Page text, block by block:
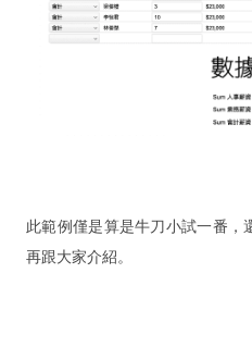
搜尋
此範例僅是算是牛刀小試一番，
再跟大家介紹。